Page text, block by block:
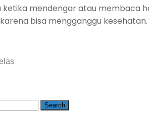
mendengar atau membaca
bisa mengganggu